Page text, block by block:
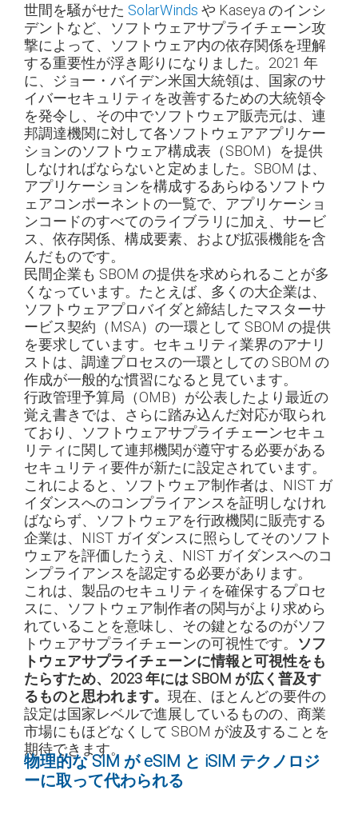
世間を騒がせた SolarWinds や Kaseya のインシ
デントなど、ソフトウェアサプライチェーン攻
撃によって、ソフトウェア内の依存関係を理解
する重要性が浮き彫りになりました。2021 年
に、ジョー・バイデン米国大統領は、国家のサ
イバーセキュリティを改善するための大統領令
を発令し、その中でソフトウェア販売元は、連
邦調達機関に対して各ソフトウェアアプリケー
ションのソフトウェア構成表（SBOM）を提供
しなければならないと定めました。SBOM は、
アプリケーションを構成するあらゆるソフトウ
ェアコンポーネントの一覧で、アプリケーショ
ンコードのすべてのライブラリに加え、サービ
ス、依存関係、構成要素、および拡張機能を含
んだものです。
民間企業も SBOM の提供を求められることが多
くなっています。たとえば、多くの大企業は、
ソフトウェアプロバイダと締結したマスターサ
ービス契約（MSA）の一環として SBOM の提供
を要求しています。セキュリティ業界のアナリ
ストは、調達プロセスの一環としての SBOM の
作成が一般的な慣習になると見ています。
行政管理予算局（OMB）が公表したより最近の
覚え書きでは、さらに踏み込んだ対応が取られ
ており、ソフトウェアサプライチェーンセキュ
リティに関して連邦機関が遵守する必要がある
セキュリティ要件が新たに設定されています。
これによると、ソフトウェア制作者は、NIST ガ
イダンスへのコンプライアンスを証明しなけれ
ばならず、ソフトウェアを行政機関に販売する
企業は、NIST ガイダンスに照らしてそのソフト
ウェアを評価したうえ、NIST ガイダンスへのコ
ンプライアンスを認定する必要があります。
これは、製品のセキュリティを確保するプロセ
スに、ソフトウェア制作者の関与がより求めら
れていることを意味し、その鍵となるのがソフ
トウェアサプライチェーンの可視性です。 ソフ
トウェアサプライチェーンに情報と可視性をも
たらすため、2023 年には SBOM が広く普及す
るものと思われます。 現在、ほとんどの要件の
設定は国家レベルで進展しているものの、商業
市場にもほどなくして SBOM が波及することを
期待できます。
物理的な SIM が eSIM と iSIM テクノロジ
ーに取って代わられる